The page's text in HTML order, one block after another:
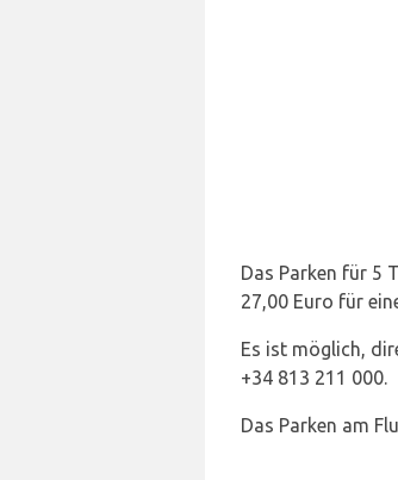
Das Parken für 5
27,00 Euro für
Es ist möglich,
+34 813 211 000.
Das Parken am